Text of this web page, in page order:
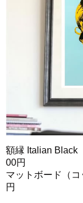
額縁 Italian Black
00円
マットボード（
円